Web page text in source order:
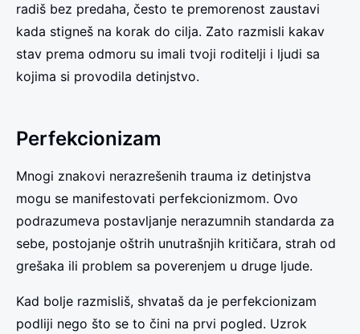
radiš bez predaha, često te premorenost zaustavi
kada stigneš na korak do cilja. Zato razmisli kakav
stav prema odmoru su imali tvoji roditelji i ljudi sa
kojima si provodila detinjstvo.
Perfekcionizam
Mnogi znakovi nerazrešenih trauma iz detinjstva
mogu se manifestovati perfekcionizmom. Ovo
podrazumeva postavljanje nerazumnih standarda za
sebe, postojanje oštrih unutrašnjih kritičara, strah od
grešaka ili problem sa poverenjem u druge ljude.
Kad bolje razmisliš, shvataš da je perfekcionizam
podliji nego što se to čini na prvi pogled. Uzrok